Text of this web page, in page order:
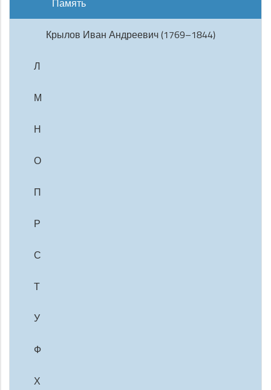
Память
Крылов Иван Андреевич (1769–1844)
Л
М
Н
О
П
Р
С
Т
У
Ф
Х